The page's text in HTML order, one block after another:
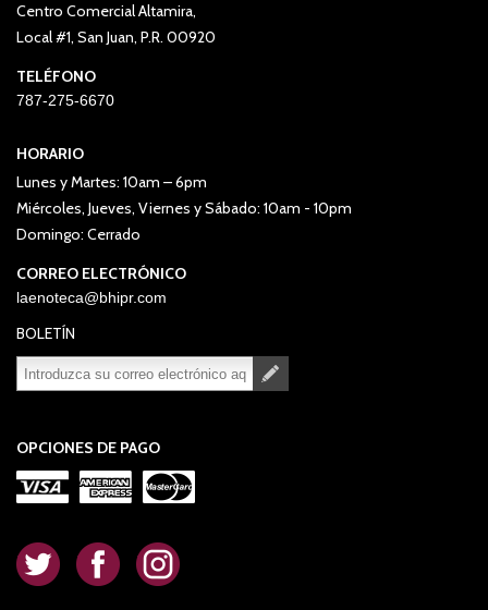
Centro Comercial Altamira,
Local #1, San Juan, P.R. 00920
TELÉFONO
787-275-6670
HORARIO
Lunes y Martes: 10am – 6pm
Miércoles, Jueves, Viernes y Sábado: 10am - 10pm
Domingo: Cerrado
CORREO ELECTRÓNICO
laenoteca@bhipr.com
BOLETÍN
OPCIONES DE PAGO
. . .